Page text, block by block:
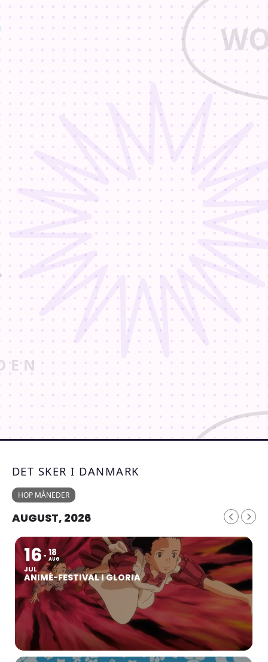
DET SKER I DANMARK
HOP MÅNEDER
AUGUST, 2026
16
JUL
18
AUG
ANIMÉ-FESTIVAL I GLORIA